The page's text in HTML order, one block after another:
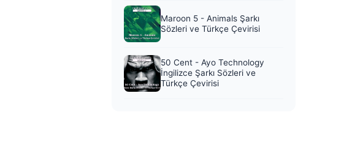
Maroon 5 - Animals Şarkı
Sözleri ve Türkçe Çevirisi
50 Cent - Ayo Technology
İngilizce Şarkı Sözleri ve
Türkçe Çevirisi